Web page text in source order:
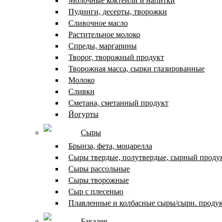
Пудинги, десерты, творожки
Сливочное масло
Растительное молоко
Спреды, маргарины
Творог, творожный продукт
Творожная масса, сырки глазированные
Молоко
Сливки
Сметана, сметанный продукт
Йогурты
Сыры
Брынза, фета, моцарелла
Сыры твердые, полутвердые, сырный
Сыры рассольные
Сыры творожные
Сыр с плесенью
Плавленные и колбасные сыры/сырн.